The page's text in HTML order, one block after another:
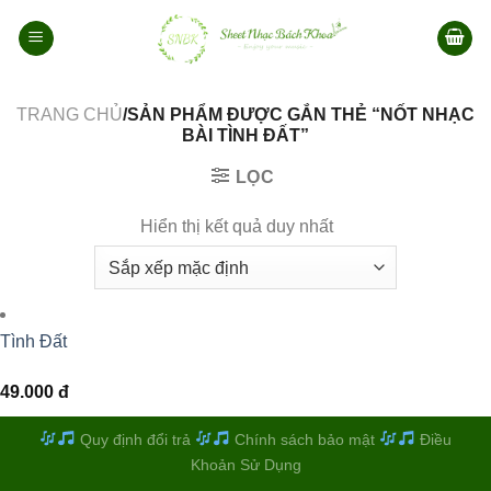
qua
TRANG CHỦ/SẢN PHẨM ĐƯỢC GẮN THẺ “NỐT NHẠC
BÀI TÌNH ĐẤT”
LỌC
Hiển thị kết quả duy nhất
Tình Đất
49.000 đ
Quy định đổi trả Chính sách bảo mật
Điều
Khoản Sử Dụng